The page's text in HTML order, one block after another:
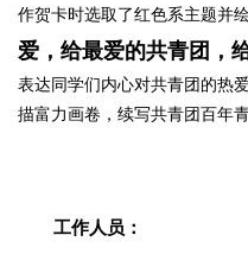
作贺卡时选取了红色系主题并
爱，给最爱的共青团，
表达同学们内心对共青团的热
描富力画卷，续写共青团百年
工作人员：